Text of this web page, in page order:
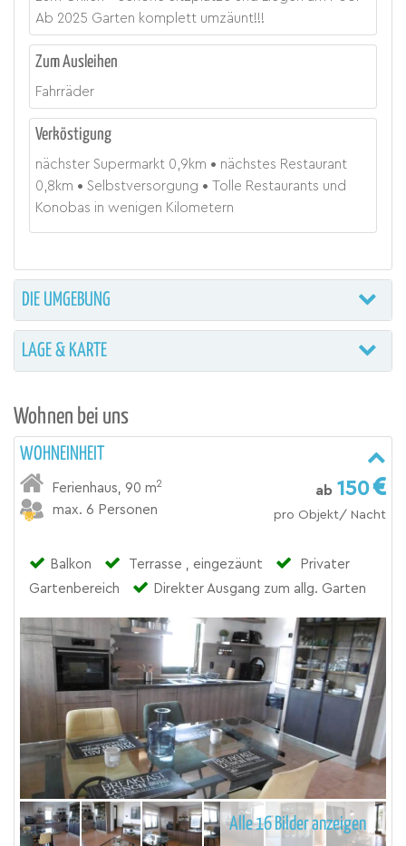
Ab 2025 Garten komplett umzäunt!!!
Zum Ausleihen
Fahrräder
Verköstigung
nächster Supermarkt 0,9 km
nächstes Restaurant
0,8 km Selbstversorgung
Tolle Restaurants und
Konobas in wenigen Kilometern
DIE UMGEBUNG
LAGE & KARTE
Wohnen bei uns
WOHNEINHEIT
Ferienhaus, 90 m2
max. 6 Personen
ab 150
pro Objekt/ Nacht
Balkon Terrasse , eingezäunt
Privater
Gartenbereich
Direkter Ausgang zum allg. Garten
Alle 16 Bilder anzeigen